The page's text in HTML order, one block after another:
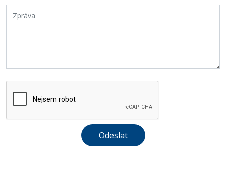
Odeslat